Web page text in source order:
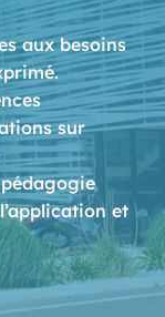
aux besoins
sur
et